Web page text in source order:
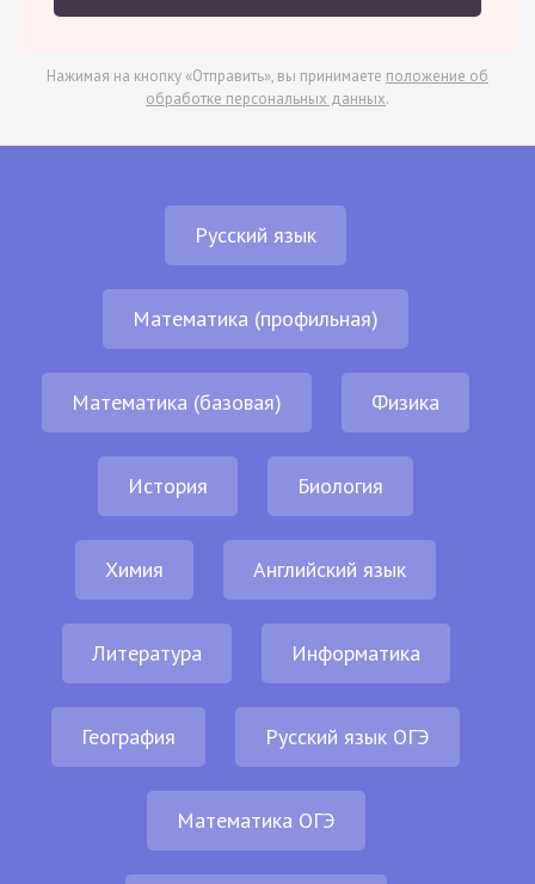
Нажимая на кнопку «Отправить», вы принимаете положение об
обработке персональных данных.
Русский язык
Математика (профильная)
Математика (базовая) Физика
История Биология
Химия Английский язык
Литература Информатика
География Русский язык ОГЭ
Математика ОГЭ